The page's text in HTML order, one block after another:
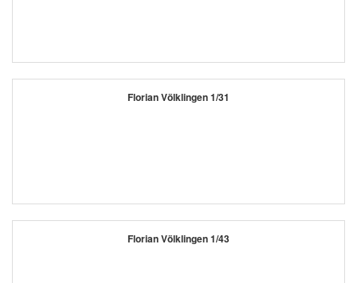
Florian Völklingen 1/31
Florian Völklingen 1/43